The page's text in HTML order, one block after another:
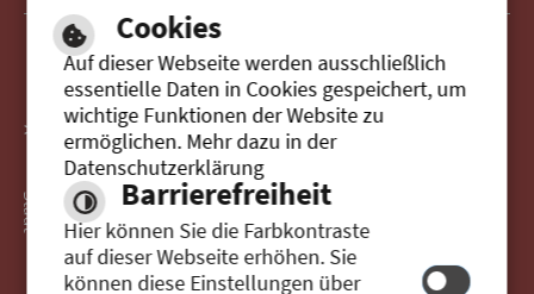
> Zur Website der Stadt Senden
Cookies
Auf dieser Webseite werden ausschließlich
essentielle Daten in Cookies gespeichert, um
wichtige Funktionen der Website zu
ermöglichen. Mehr dazu in der
Datenschutzerklärung
Barrierefreiheit
Hier können Sie die Farbkontraste
auf dieser Webseite erhöhen. Sie
können diese Einstellungen über